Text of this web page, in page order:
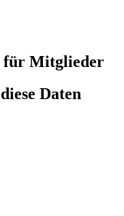
für Mitglieder
Daten